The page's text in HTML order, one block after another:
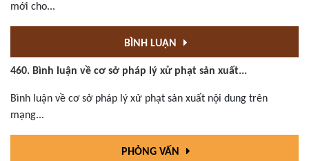
mới cho...
BÌNH LUẬN
460. Bình luận về cơ sở pháp lý xử phạt sản xuất...
Bình luận về cơ sở pháp lý xử phạt sản xuất nội dung trên
mạng...
PHỎNG VẤN